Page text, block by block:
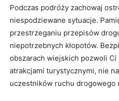
Podczas⁣ podróży zachowaj
niespodziewane‌ sytuacje.
przestrzeganiu ⁣przepisów
niepotrzebnych kłopotów.
obszarach ​wiejskich pozwoli‍
atrakcjami ⁣turystycznymi, nie
uczestników ruchu drogowego